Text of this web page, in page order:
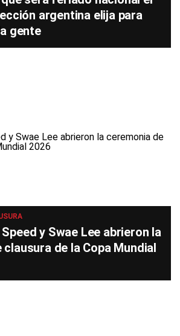
argentina elija para
gente
y Swae Lee abrieron la
de la Copa Mundial